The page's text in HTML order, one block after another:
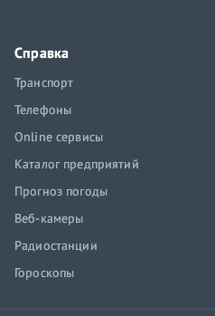
Справка
Транспорт
Телефоны
Online сервисы
Каталог предприятий
Прогноз погоды
Веб-камеры
Радиостанции
Гороскопы